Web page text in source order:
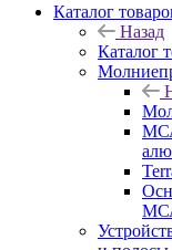
Каталог
Назад
Каталог